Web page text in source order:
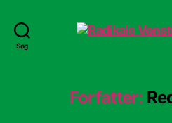
Søg
Forfatter: